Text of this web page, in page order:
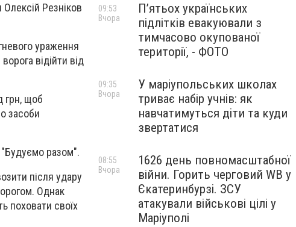
Резніков
ураження
відійти від
грн, щоб
засоби
"Будуємо разом".
після удару
Однак
поховати своїх
П’ятьох українських
підлітків евакуювали з
тимчасово окупованої
території, - ФОТО
09:53
Вчора
У маріупольських школах
триває набір учнів: як
навчатимуться діти та куди
звертатися
09:35
Вчора
1626 день повномасштабної
війни. Горить черговий WB у
Єкатеринбурзі. ЗСУ
атакували військові цілі у
Маріуполі
08:55
Вчора